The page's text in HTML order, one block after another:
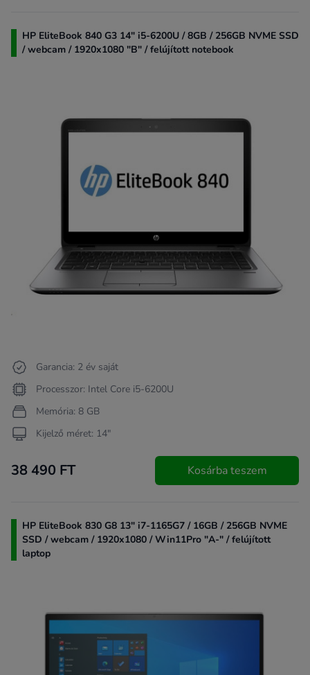
HP EliteBook 840 G3 14" i5-6200U / 8GB / 256GB NVME SSD
/ webcam / 1920x1080 "B" / felújított notebook
Garancia: 2 év saját
Processzor: Intel Core i5-6200U
Memória: 8 GB
Kijelző méret: 14"
38 490 FT Kosárba teszem
HP EliteBook 830 G8 13" i7-1165G7 / 16GB / 256GB NVME
SSD / webcam / 1920x1080 / Win11Pro "A-" / felújított
laptop